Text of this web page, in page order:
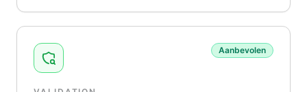
Aanbevolen